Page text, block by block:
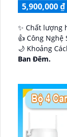
5,900,000 ₫
✨ Chất
Ban Ðêm.